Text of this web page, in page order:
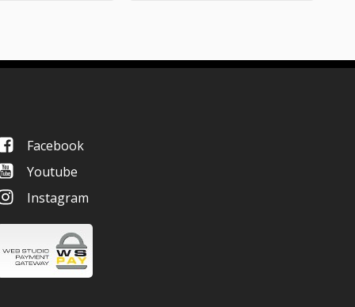
Facebook
Youtube
Instagram